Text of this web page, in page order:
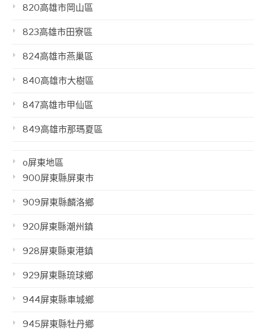
820高雄市岡山區
823高雄市田寮區
824高雄市燕巢區
840高雄市大樹區
847高雄市甲仙區
849高雄市那瑪夏區
o屏東地區
900屏東縣屏東市
909屏東縣麟洛鄉
920屏東縣潮州鎮
928屏東縣東港鎮
929屏東縣琉球鄉
944屏東縣車城鄉
945屏東縣牡丹鄉